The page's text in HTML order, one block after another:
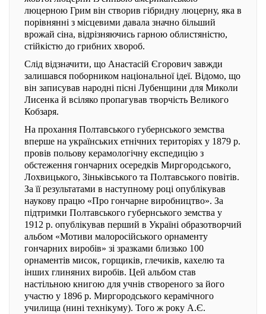
люцерною Грим він створив гібридну люцерну, яка в
порівнянні з місцевими давала значно більший
врожай сіна, відрізняючись гарною облистяністю,
стійкістю до грибних хвороб.
Слід відзначити, що Анастасій Єгорович завжди
залишався поборником національної ідеї. Відомо, що
він записував народні пісні Лубенщини для Миколи
Лисенка й всіляко пропагував творчість Великого
Кобзаря.
На прохання Полтавського губернського земства
вперше на українських етнічних територіях у 1879 р.
провів польову керамологічну експедицію з
обстеження гончарних осередків Миргородського,
Лохвицького, Зіньківського та Полтавського повітів.
За її результатами в наступному році опублікував
наукову працю «Про гончарне виробництво». За
підтримки Полтавського губернського земства у
1912 р. опублікував перший в Україні образотворчий
альбом «Мотиви малоросійського орнаменту
гончарних виробів» зі зразками близько 100
орнаментів мисок, горщиків, глечиків, кахелю та
інших глиняних виробів. Цей альбом став
настільною книгою для учнів створеного за його
участю у 1896 р. Миргородського керамічного
училища (нині технікуму). Того ж року А.Є.